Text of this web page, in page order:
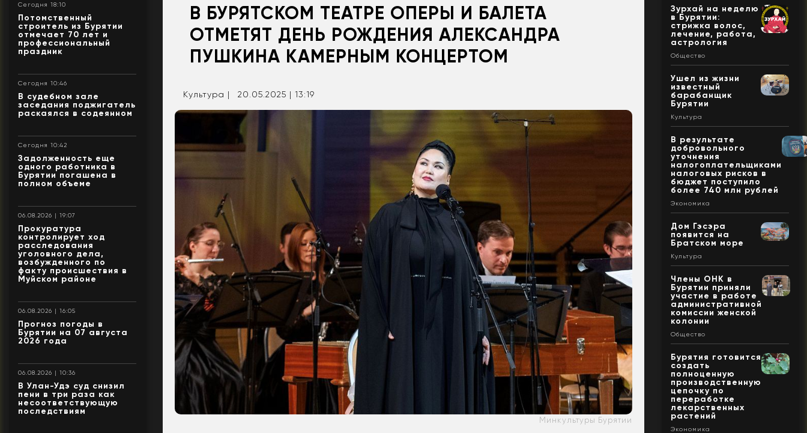
Сегодня 18:10
Потомственный
строитель из Бурятии
отмечает 70 лет и
профессиональный
праздник
Сегодня 10:46
В судебном зале
заседания поджигатель
раскаялся в содеянном
Сегодня 10:42
Задолженность еще
одного работника в
Бурятии погашена в
полном объеме
06.08.2026 | 19:07
Прокуратура
контролирует ход
расследования
уголовного дела,
возбужденного по
факту происшествия в
Муйском районе
06.08.2026 | 16:05
Прогноз погоды в
Бурятии на 07 августа
2026 года
06.08.2026 | 10:36
В Улан-Удэ суд снизил
пени в три раза как
несоответствующую
последствиям
В БУРЯТСКОМ ТЕАТРЕ ОПЕРЫ И БАЛЕТА
ОТМЕТЯТ ДЕНЬ РОЖДЕНИЯ АЛЕКСАНДРА
ПУШКИНА КАМЕРНЫМ КОНЦЕРТОМ
Культура | 20.05.2025 | 13:19
Минкультуры Бурятии
Зурхай на неделю
в Бурятии:
стрижка волос,
лечение, работа,
астрология
Общество
Ушел из жизни
известный
барабанщик
Бурятии
Культура
В результате
добровольного
уточнения
налогоплательщиками
налоговых рисков в
бюджет поступило
более 740 млн рублей
Экономика
Дом Гэсэра
появится на
Братском море
Культура
Члены ОНК в
Бурятии приняли
участие в работе
административной
комиссии женской
колонии
Общество
Бурятия готовится
создать
полноценную
производственную
цепочку по
переработке
лекарственных
растений
Экономика